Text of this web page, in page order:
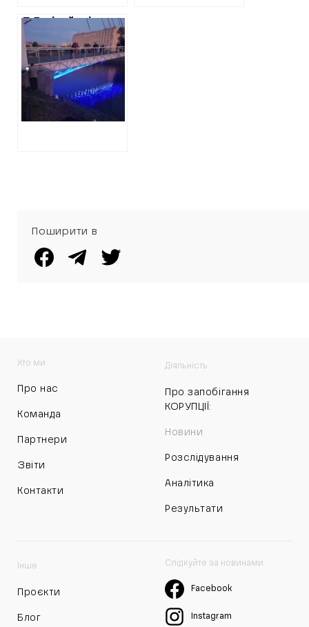
7,5 мільйонів —
підсвічування
пішохідного
моста в сквері
“Стрілка”
Поширити в
Хто ми
Про нас
Команда
Партнери
Звіти
Контакти
Діяльність
Про запобігання
КОРУПЦІЇ:
Новини
Розслідування
Аналітика
Результати
Інше
Проєкти
Блог
Слідкуйте за новинами
Facebook
Instagram